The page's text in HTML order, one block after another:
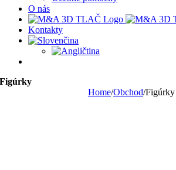
O nás
Kontakty
Figúrky
Home/Obchod/Figúrky